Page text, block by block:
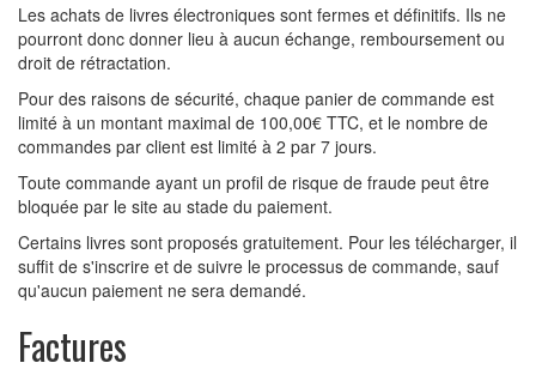
Les achats de livres électroniques sont fermes et définitifs. Ils ne
pourront donc donner lieu à aucun échange, remboursement ou
droit de rétractation.
Pour des raisons de sécurité, chaque panier de commande est
limité à un montant maximal de 100,00€ TTC, et le nombre de
commandes par client est limité à 2 par 7 jours.
Toute commande ayant un profil de risque de fraude peut être
bloquée par le site au stade du paiement.
Certains livres sont proposés gratuitement. Pour les télécharger, il
suffit de s'inscrire et de suivre le processus de commande, sauf
qu'aucun paiement ne sera demandé.
Factures